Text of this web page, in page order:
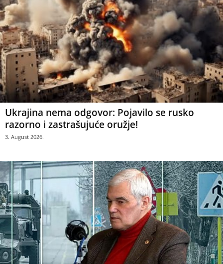
Ukrajina nema odgovor: Pojavilo se rusko
razorno i zastrašujuće oružje!
3. August 2026.